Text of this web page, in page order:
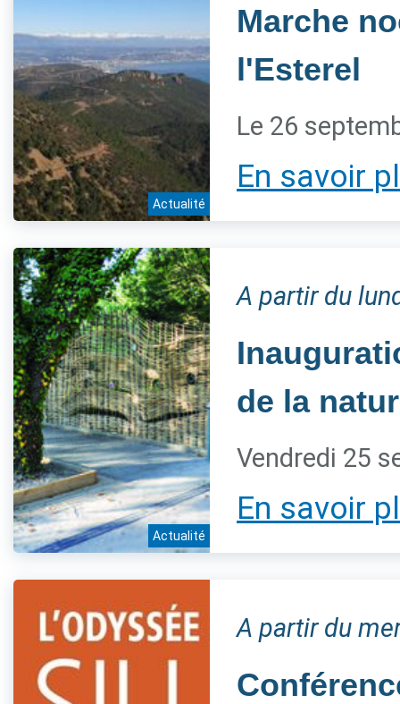
Actualité
Marche
l'Esterel
Le 26
En savoir
Actualité
A partir du
de la
Vendredi 25
En savoir
A partir du